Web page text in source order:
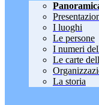
I luoghi
Le persone
I numeri
Le carte
La storia